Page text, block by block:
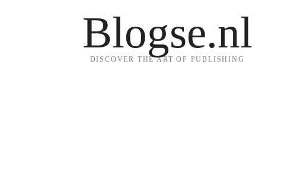
Blogse.nl
DISCOVER THE ART OF PUBLISHING